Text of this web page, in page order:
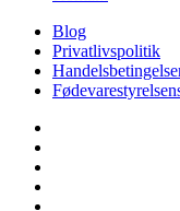
Blog
Privatlivspolitik